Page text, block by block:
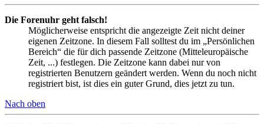
Die Forenuhr geht falsch!
Möglicherweise entspricht die angezeigte Zeit nicht deiner
eigenen Zeitzone. In diesem Fall solltest du im „Persönlichen
Bereich“ die für dich passende Zeitzone (Mitteleuropäische
Zeit, ...) festlegen. Die Zeitzone kann dabei nur von
registrierten Benutzern geändert werden. Wenn du noch nicht
registriert bist, ist dies ein guter Grund, dies jetzt zu tun.
Nach oben